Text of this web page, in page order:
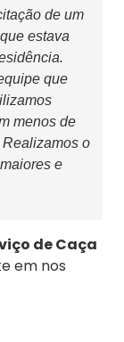
de um
estava
que
menos de
o
e
de Caça
em nos